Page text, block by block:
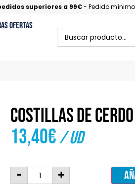
superiores a 99€- Pedido
Ofertas
Costillas de
13,40€/ ud
- +